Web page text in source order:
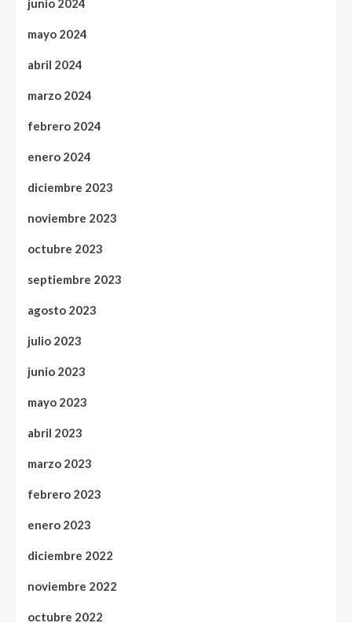
junio 2024
mayo 2024
abril 2024
marzo 2024
febrero 2024
enero 2024
diciembre 2023
noviembre 2023
octubre 2023
septiembre 2023
agosto 2023
julio 2023
junio 2023
mayo 2023
abril 2023
marzo 2023
febrero 2023
enero 2023
diciembre 2022
noviembre 2022
octubre 2022